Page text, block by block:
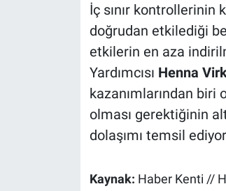
İç sınır kontrollerinin
doğrudan etkilediği
etkilerin en aza
Yardımcısı Henna
kazanımlarından
olması gerektiğinin
dolaşımı temsil
Kaynak: Haber Kenti //